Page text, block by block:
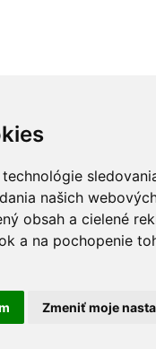
našich
obsah a cielené
a na pochopenie
Zmeniť moje